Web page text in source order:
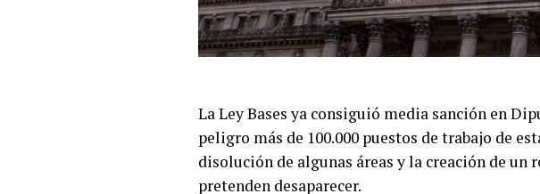
La Ley Bases ya consiguió media sanción en
peligro más de 100.000 puestos de trabajo de
disolución de algunas áreas y la creación de
pretenden desaparecer.